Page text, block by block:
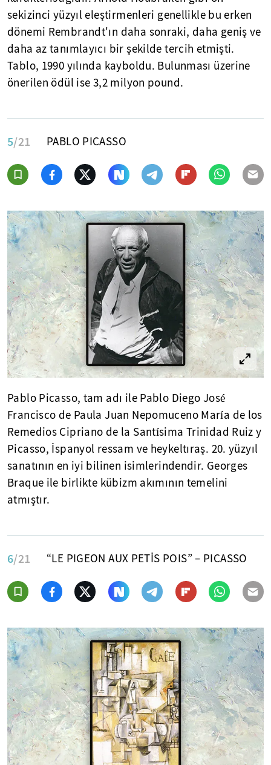
sekizinci yüzyıl eleştirmenleri genellikle bu erken
dönemi Rembrandt'ın daha sonraki, daha geniş ve
daha az tanımlayıcı bir şekilde tercih etmişti.
Tablo, 1990 yılında kayboldu. Bulunması üzerine
önerilen ödül ise 3,2 milyon pound.
5/21 PABLO PICASSO
Pablo Picasso, tam adı ile Pablo Diego José
Francisco de Paula Juan Nepomuceno María de los
Remedios Cipriano de la Santísima Trinidad Ruiz y
Picasso, İspanyol ressam ve heykeltıraş. 20. yüzyıl
sanatının en iyi bilinen isimlerindendir. Georges
Braque ile birlikte kübizm akımının temelini
atmıştır.
6/21 “LE PIGEON AUX PETİS POIS” – PICASSO